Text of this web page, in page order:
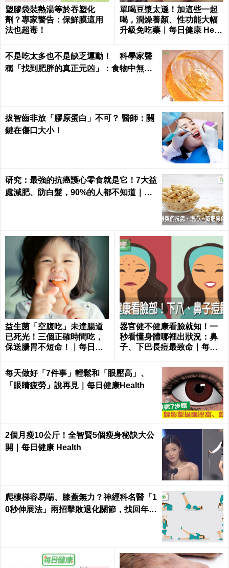
塑膠袋裝熱湯等於吞塑化
劑？專家警告：保鮮膜這用
法也超毒！
單喝豆漿太遜！加這些一起
喝，潤燥養顏、性功能大幅
升級免吃藥｜每日健康 Healt
不是吃太多也不是缺乏運動！ 科學家聲
稱「找到肥胖的真正元凶」：食物中無處
拔智齒非放「膠原蛋白」不可？ 醫師：關
鍵在傷口大小！
研究：最強的抗癌護心零食就是它！7大益
處減肥、防白髮，90%的人都不知道｜每
益生菌「空腹吃」未達腸道
已死光！三個正確時間吃，
保送腸胃不短命！｜每日健
器官健不健康看臉就知！一
秒看懂身體哪裡出狀況：鼻
子、下巴長痘最致命｜每日
每天做好「7件事」輕鬆和「眼壓高」、
「眼睛疲勞」說再見｜每日健康Health
2個月瘦10公斤！全智賢5個瘦身秘訣大公
開｜每日健康 Health
爬樓梯容易喘、膝蓋無力？神經科名醫「1
0秒伸展法」兩招擊敗退化關節，找回年輕